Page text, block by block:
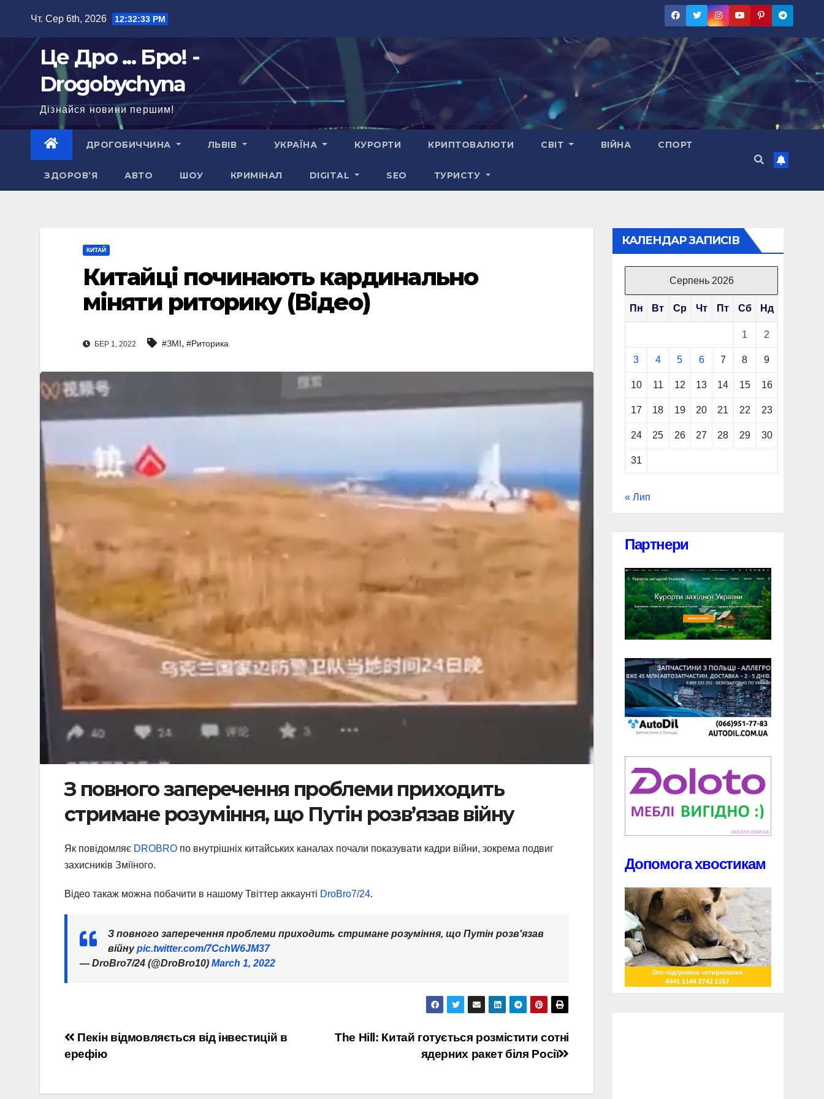
Чт. Сер 6th, 2026 12:32:34 PM
Це Дро ... Бро! -
Drogobychyna
Дізнайся новини першим!
ДРОГОБИЧЧИНА ЛЬВІВ УКРАЇНА КУРОРТИ КРИПТОВАЛЮТИ СВІТ ВІЙНА СПОРТ
ЗДОРОВ’Я АВТО ШОУ КРИМІНАЛ DIGITAL SEO ТУРИСТУ
КИТАЙ
Китайці починають кардинально
міняти риторику (Відео)
БЕР 1, 2022 #ЗМІ, #Риторика
З повного заперечення проблеми приходить
стримане розуміння, що Путін розв’язав війну
Як повідомляє DROBRO по внутрішніх китайських каналах почали показувати кадри війни, зокрема подвиг
захисників Зміїного.
Відео такаж можна побачити в нашому Твіттер аккаунті DroBro7/24.
З повного заперечення проблеми приходить стримане розуміння, що Путін розв'язав
війнуpic.twitter.com/7CchW6JM37
— DroBro7/24 (@DroBro10) March 1, 2022
Навігація
записів
The Hill: Китай готується розмістити сотні
ядерних ракет біля Росії
Пекін відмовляється від інвестицій в
ерефію
КАЛЕНДАР ЗАПИСІВ
Серпень 2026
Пн Вт Ср Чт Пт Сб Нд
1 2
3 4 5 6 7 8 9
10 11 12 13 14 15 16
17 18 19 20 21 22 23
24 25 26 27 28 29 30
31
« Лип
Партнери
Допомога хвостикам